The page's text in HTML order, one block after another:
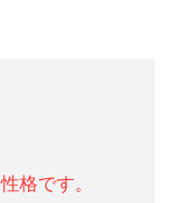
格です。